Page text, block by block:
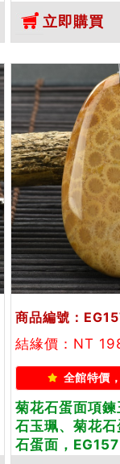
菊花石蛋面吊
翡翠寶石保證卡
立即購買
商品編號：
結緣價：NT
全館特價
菊花石蛋面項
石玉珮、菊花
石蛋面，